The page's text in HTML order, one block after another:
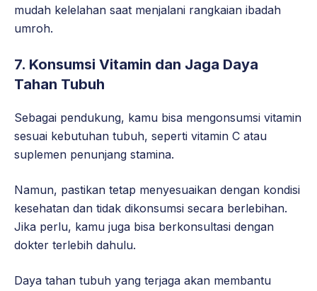
mudah kelelahan saat menjalani rangkaian ibadah
umroh.
7. Konsumsi Vitamin dan Jaga Daya
Tahan Tubuh
Sebagai pendukung, kamu bisa mengonsumsi vitamin
sesuai kebutuhan tubuh, seperti vitamin C atau
suplemen penunjang stamina.
Namun, pastikan tetap menyesuaikan dengan kondisi
kesehatan dan tidak dikonsumsi secara berlebihan.
Jika perlu, kamu juga bisa berkonsultasi dengan
dokter terlebih dahulu.
Daya tahan tubuh yang terjaga akan membantu